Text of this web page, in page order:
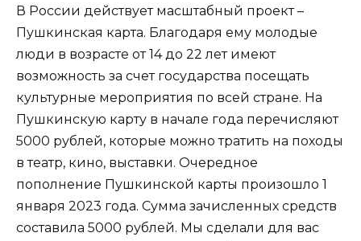
В России действует масштабный проект –
Пушкинская карта. Благодаря ему молодые
люди в возрасте от 14 до 22 лет имеют
возможность за счет государства посещать
культурные мероприятия по всей стране. На
Пушкинскую карту в начале года перечисляют
5000 рублей, которые можно тратить на походы
в театр, кино, выставки. Очередное
пополнение Пушкинской карты произошло 1
января 2023 года. Сумма зачисленных средств
составила 5000 рублей. Мы сделали для вас